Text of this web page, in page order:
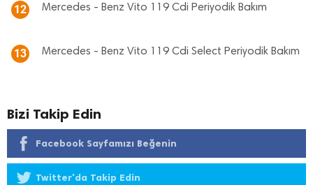
12 Mercedes - Benz Vito 119 Cdi Periyodik Bakım
13 Mercedes - Benz Vito 119 Cdi Select Periyodik Bakım
Bizi Takip Edin
Facebook Sayfamızı Beğenin
Twitter'da Takip Edin